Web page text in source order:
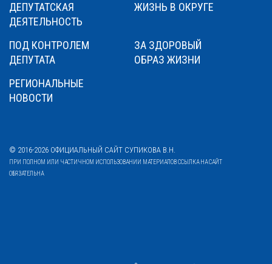
ДЕПУТАТСКАЯ
ДЕЯТЕЛЬНОСТЬ
ЖИЗНЬ В ОКРУГЕ
ПОД КОНТРОЛЕМ
ДЕПУТАТА
ЗА ЗДОРОВЫЙ
ОБРАЗ ЖИЗНИ
РЕГИОНАЛЬНЫЕ
НОВОСТИ
© 2016-2026 ОФИЦИАЛЬНЫЙ САЙТ СУПИКОВА В.Н.
ПРИ ПОЛНОМ ИЛИ ЧАСТИЧНОМ ИСПОЛЬЗОВАНИИ МАТЕРИАЛОВ ССЫЛКА НА САЙТ
ОБЯЗАТЕЛЬНА